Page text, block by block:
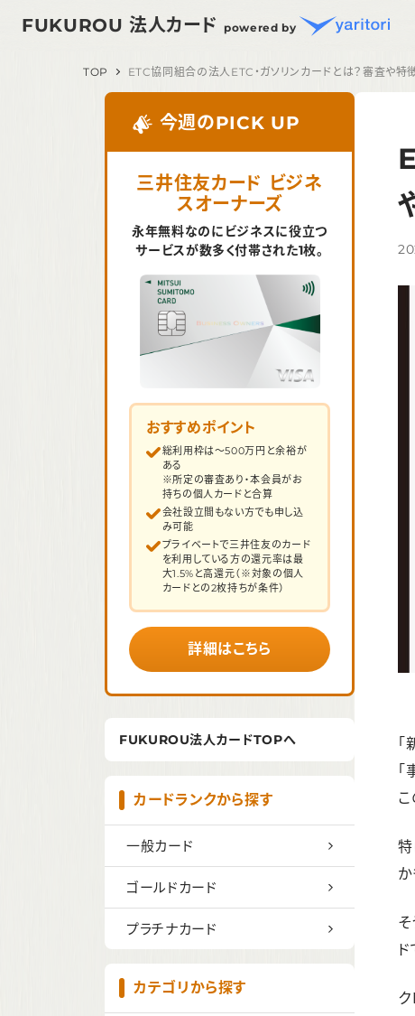
FUKUROU 法人カード powered by
TOP ETC協同組合の法人ETC・ガソリンカードとは？審査や特
特
か
ド
今週のPICK UP
三井住友カード ビジネ
スオーナーズ
永年無料なのにビジネスに役立つ
サービスが数多く付帯された1枚。
おすすめポイント
総利用枠は～500万円と余裕が
ある
※所定の審査あり・本会員がお
持ちの個人カードと合算
会社設立間もない方でも申し込
み可能
プライベートで三井住友のカード
を利用している方の還元率は最
大1.5%と高還元（※対象の個人
カードとの2枚持ちが条件）
詳細はこちら
FUKUROU法人カードTOPへ
カードランクから探す
一般カード
ゴールドカード
プラチナカード
カテゴリから探す